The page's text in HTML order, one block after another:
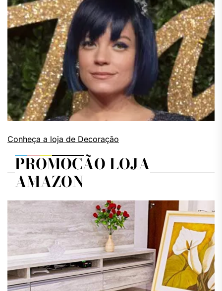
Conheça a loja de Decoração
PROMOÇÃO LOJA
AMAZON